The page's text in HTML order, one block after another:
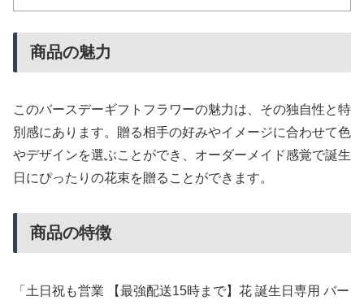
商品の魅力
このバースデーギフトフラワーの魅力は、その独自性と特
別感にあります。贈る相手の好みやイメージに合わせて色
やデザインを選ぶことができ、オーダーメイド感覚で誕生
日にぴったりの花束を贈ることができます。
商品の特徴
「土日祝も営業 【最強配送15時まで】花 誕生日専用 バー